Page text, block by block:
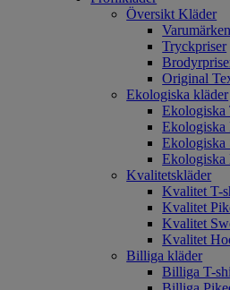
Översikt Kläder
Varumärken
Tryckpriser
Original
Ekologiska kläder
Ekologiska
Ekologiska
Ekologiska
Ekologiska
Kvalitetskläder
Kvalitet T-
Kvalitet
Kvalitet
Kvalitet
Billiga kläder
Billiga T-